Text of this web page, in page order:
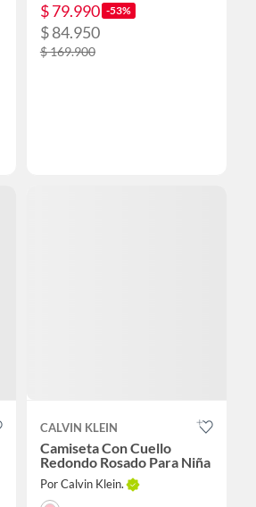
$ 79.990 -53%
$ 84.950
$ 169.900
CALVIN KLEIN
Camiseta Con Cuello
Redondo Rosado Para Niña
Por Calvin Klein.